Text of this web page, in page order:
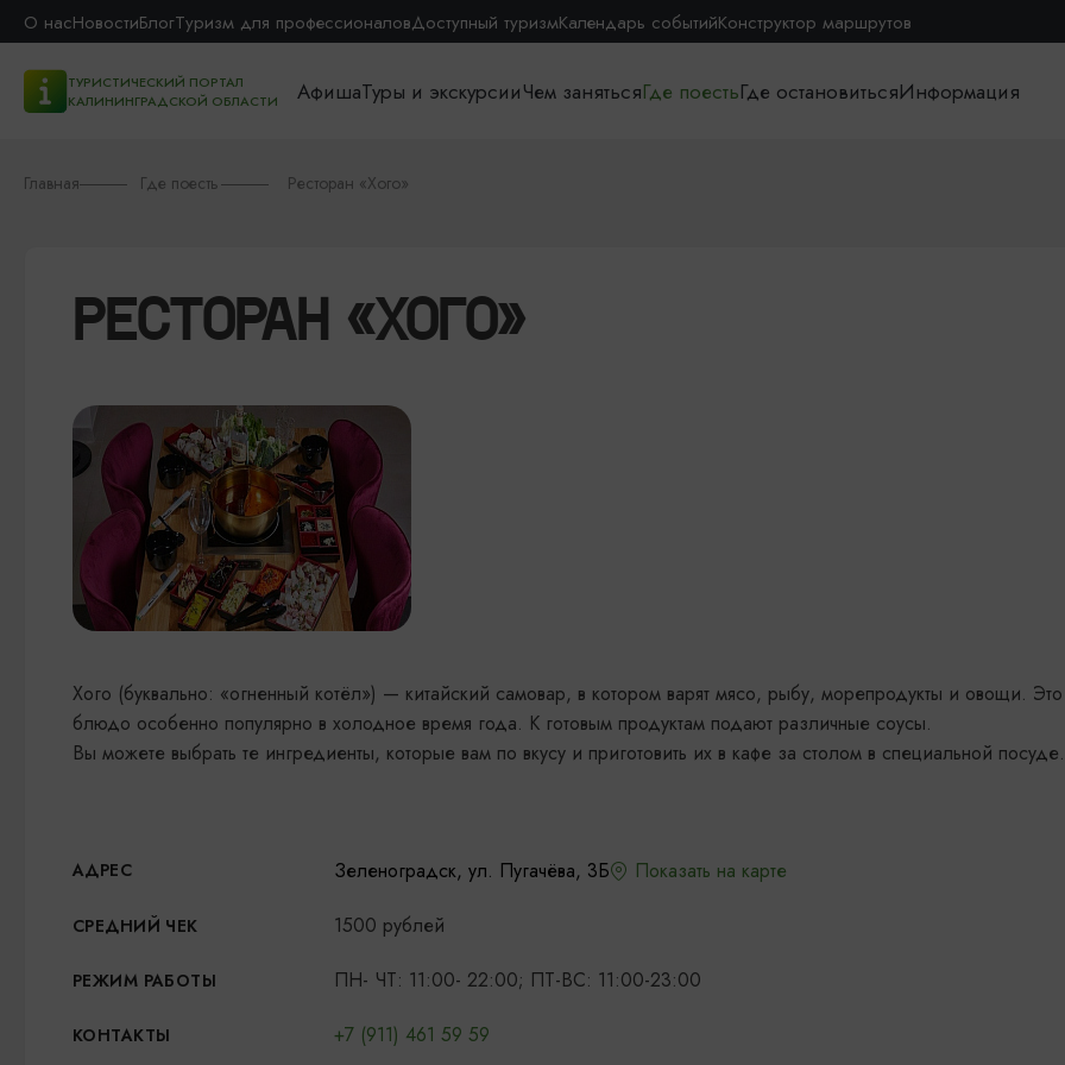
О насНовостиБлогТуризм для профессионаловДоступный туризмКалендарь событийКонструктор маршрутов
ТУРИСТИЧЕСКИЙ ПОРТАЛ
КАЛИНИНГРАДСКОЙ ОБЛАСТИ
АфишаТуры и экскурсииЧем занятьсяГде поестьГде остановитьсяИнформация
Главная Где поесть Ресторан «Хого»
РЕСТОРАН «ХОГО»
Хого (буквально: «огненный котёл») — китайский самовар, в котором варят мясо, рыбу, морепродукты и овощи. Это
блюдо особенно популярно в холодное время года. К готовым продуктам подают различные соусы.
Вы можете выбрать те ингредиенты, которые вам по вкусу и приготовить их в кафе за столом в специальной
АДРЕС Зеленоградск, ул. Пугачёва, 3Б Показать на карте
СРЕДНИЙ ЧЕК 1500 рублей
РЕЖИМ РАБОТЫ ПН- ЧТ: 11:00- 22:00; ПТ-ВС: 11:00-23:00
КОНТАКТЫ +7 (911) 461 59 59